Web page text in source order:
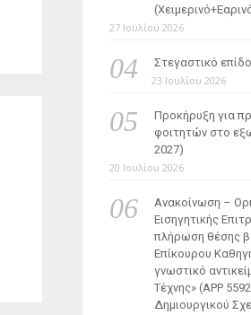
27 Ιουλίου 2026
Στεγαστικό
23 Ιουλίου 2026
Προκήρυξη για
φοιτητών στο
2027)
20 Ιουλίου 2026
Ανακοίνωση –
Εισηγητικής
πλήρωση θέσης
Επίκουρου
γνωστικό
Τέχνης» (ΑΡΡ
Δημιουργικού